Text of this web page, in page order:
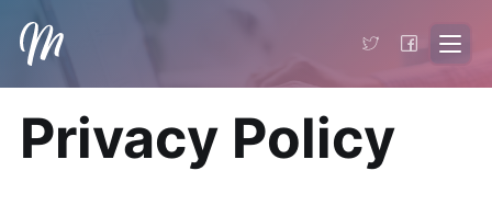
Privacy Policy